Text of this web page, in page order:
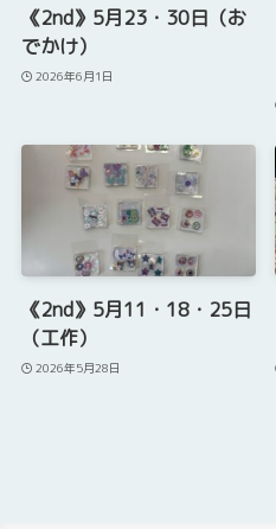
《2nd》5月23・30日（お
でかけ）
2026年6月1日
《2nd》5月11・18・25日
（工作）
2026年5月28日